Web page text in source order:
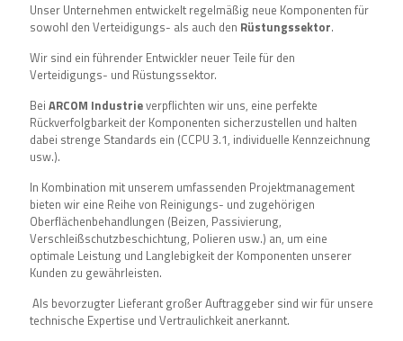
Unser Unternehmen entwickelt regelmäßig neue Komponenten für
sowohl den Verteidigungs- als auch den Rüstungssektor.
Wir sind ein führender Entwickler neuer Teile für den
Verteidigungs- und Rüstungssektor.
Bei ARCOM Industrieverpflichten wir uns, eine perfekte
Rückverfolgbarkeit der Komponenten sicherzustellen und halten
dabei strenge Standards ein (CCPU 3.1, individuelle Kennzeichnung
usw.).
In Kombination mit unserem umfassenden Projektmanagement
bieten wir eine Reihe von Reinigungs- und zugehörigen
Oberflächenbehandlungen (Beizen, Passivierung,
Verschleißschutzbeschichtung, Polieren usw.) an, um eine
optimale Leistung und Langlebigkeit der Komponenten unserer
Kunden zu gewährleisten.
Als bevorzugter Lieferant großer Auftraggeber sind wir für unsere
technische Expertise und Vertraulichkeit anerkannt.